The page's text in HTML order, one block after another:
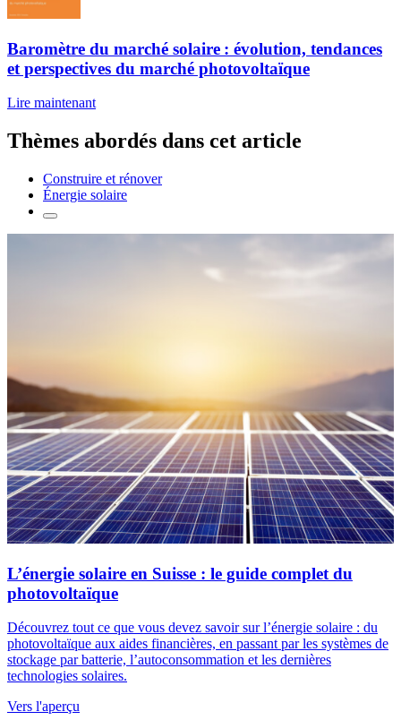
Baromètre du marché solaire : évolution, tendances
et perspectives du marché photovoltaïque
Lire maintenant
Thèmes abordés dans cet article
Construire et rénover
Énergie solaire
L’énergie solaire en Suisse : le guide complet du
photovoltaïque
Découvrez tout ce que vous devez savoir sur l’énergie solaire : du
photovoltaïque aux aides financières, en passant par les systèmes de
stockage par batterie, l’autoconsommation et les dernières
technologies solaires.
Vers l'aperçu